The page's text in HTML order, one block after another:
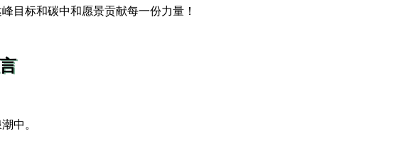
目标和碳中和愿景贡献每一份力量！
中。